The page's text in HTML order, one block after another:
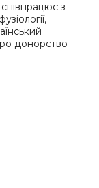
з
донорство